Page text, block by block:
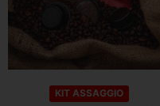
KIT ASSAGGIO